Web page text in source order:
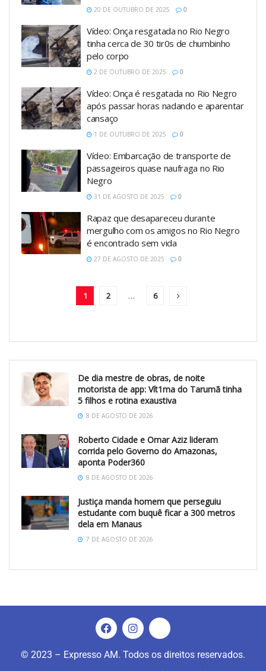
20 DE OUTUBRO DE 2025 0
Vídeo: Onça resgatada no Rio Negro
tinha cerca de 30 tir0s de chumbinho
pelo corpo
2 DE OUTUBRO DE 2025 0
Vídeo: Onça é resgatada no Rio Negro
após passar horas nadando e aparentar
cansaço
1 DE OUTUBRO DE 2025 0
Vídeo: Embarcação de transporte de
passageiros quase naufraga no Rio
Negro
31 DE AGOSTO DE 2025 0
Rapaz que desapareceu durante
mergulho com os amigos no Rio Negro
é encontrado sem vida
27 DE AGOSTO DE 2025 0
1 2 … 6
De dia mestre de obras, de noite
motorista de app: Vít1ma do Tarumã tinha
5 filhos e rotina exaustiva
8 DE AGOSTO DE 2026
Roberto Cidade e Omar Aziz lideram
corrida pelo Governo do Amazonas,
aponta Poder360
8 DE AGOSTO DE 2026
Justiça manda homem que perseguiu
estudante com buquê ficar a 300 metros
dela em Manaus
7 DE AGOSTO DE 2026
© 2023 – Expresso AM. Todos os direitos reservados.